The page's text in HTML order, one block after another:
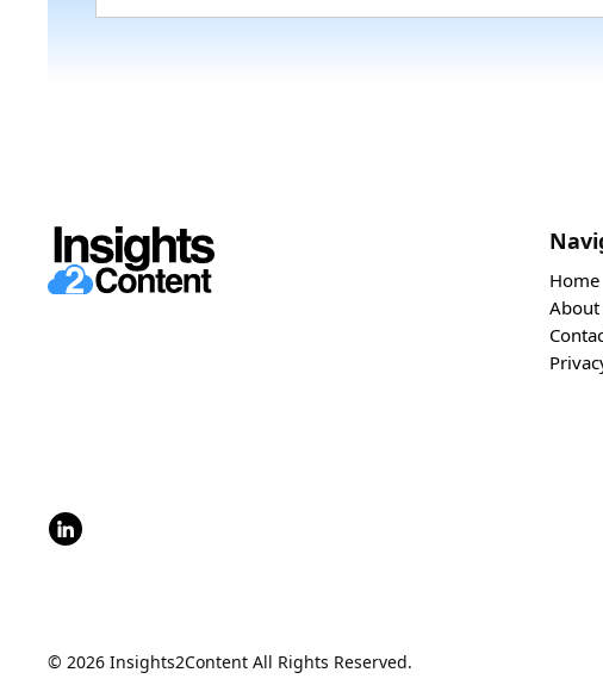
Home
About
© 2026 Insights2Content All Rights Reserved.